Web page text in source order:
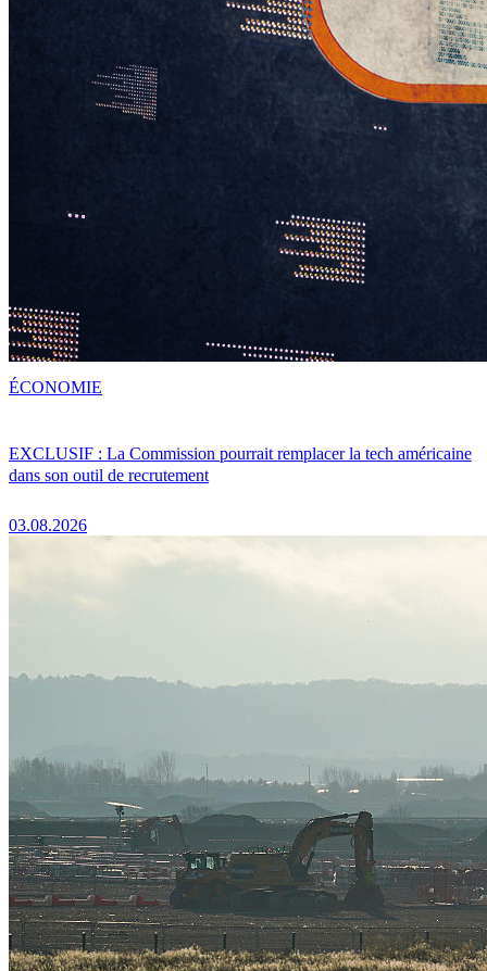
EXCLUSIF : La Commission pourrait remplacer la tech américaine
dans son outil de recrutement
03.08.2026
ÉCONOMIE